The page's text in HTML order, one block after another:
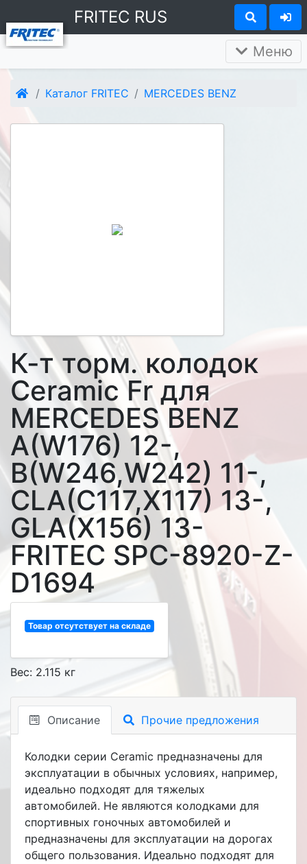
FRITEC RUS
Меню
Каталог FRITEC MERCEDES BENZ
К-т торм. колодок
Ceramic Fr для
MERCEDES BENZ
A(W176) 12-,
B(W246,W242) 11-,
CLA(C117,X117) 13-,
GLA(X156) 13-
FRITEC SPC-8920-Z-
D1694
Товар отсутствует на складе
Вес: 2.115 кг
Описание Прочие предложения
Колодки серии Ceramic предназначены для
эксплуатации в обычных условиях, например,
идеально подходят для тяжелых
автомобилей. Не являются колодками для
спортивных гоночных автомобилей и
предназначены для эксплуатации на дорогах
общего пользования. Идеально подходят для